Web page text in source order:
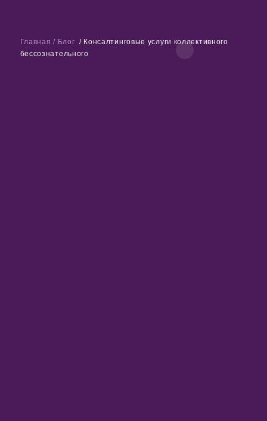
Главная / Блог / Консалтинговые услуги коллективного
бессознательного